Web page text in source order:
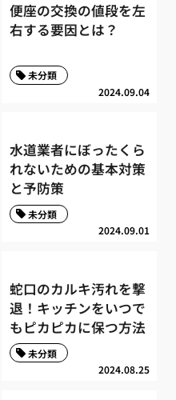
便座の交換の値段を左
右する要因とは？
2024.09.04
未分類
水道業者にぼったくら
れないための基本対策
と予防策
2024.09.01
未分類
蛇口のカルキ汚れを撃
退！キッチンをいつで
もピカピカに保つ方法
2024.08.25
未分類